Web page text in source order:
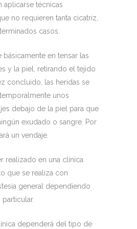
aplicarse técnicas
no requieren tanta cicatriz,
casos.
básicamente en tensar las
y la piel, retirando el tejido
concluido, las heridas se
unos
debajo de la piel para que
exudado o sangre. Por
un vendaje.
realizado en una clínica
que se realiza con
general dependiendo
dependerá del tipo de